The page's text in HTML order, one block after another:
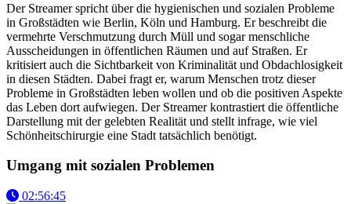
Der Streamer spricht über die hygienischen und sozialen Probleme
in Großstädten wie Berlin, Köln und Hamburg. Er beschreibt die
vermehrte Verschmutzung durch Müll und sogar menschliche
Ausscheidungen in öffentlichen Räumen und auf Straßen. Er
kritisiert auch die Sichtbarkeit von Kriminalität und Obdachlosigkeit
in diesen Städten. Dabei fragt er, warum Menschen trotz dieser
Probleme in Großstädten leben wollen und ob die positiven Aspekte
das Leben dort aufwiegen. Der Streamer kontrastiert die öffentliche
Darstellung mit der gelebten Realität und stellt infrage, wie viel
Schönheitschirurgie eine Stadt tatsächlich benötigt.
Umgang mit sozialen Problemen
02:56:45